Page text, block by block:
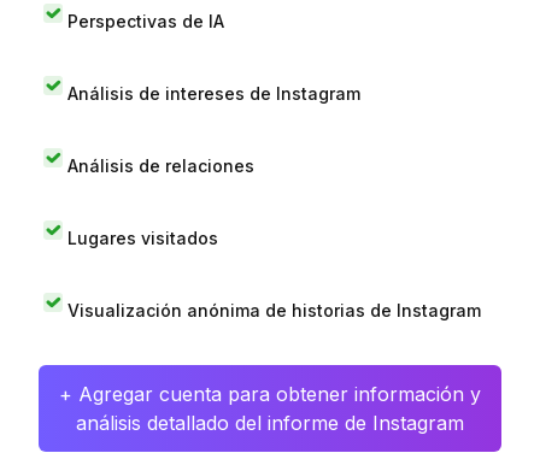
Perspectivas de IA
Análisis de intereses de Instagram
Análisis de relaciones
Lugares visitados
Visualización anónima de historias de Instagram
+ Agregar cuenta para obtener información y
análisis detallado del informe de Instagram